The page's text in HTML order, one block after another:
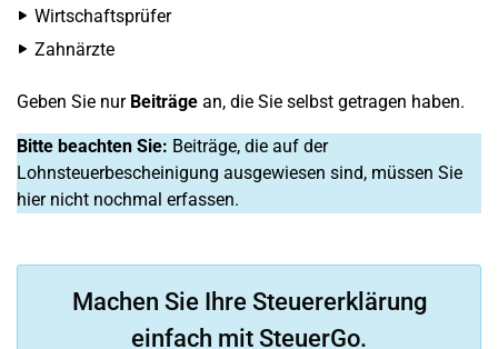
Wirtschaftsprüfer
Zahnärzte
Geben Sie nur Beiträge an, die Sie selbst getragen haben.
Bitte beachten Sie: Beiträge, die auf der
Lohnsteuerbescheinigung ausgewiesen sind, müssen Sie
hier nicht nochmal erfassen.
Machen Sie Ihre Steuererklärung
einfach mit SteuerGo.